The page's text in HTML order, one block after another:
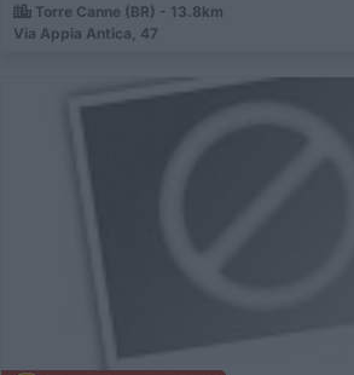
Torre Canne (BR) - 13.8km
Via Appia Antica, 47